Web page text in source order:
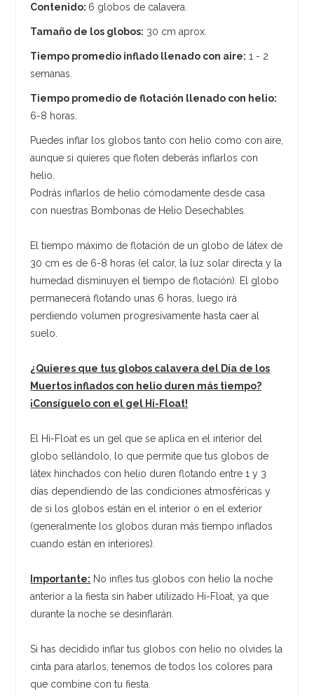
Contenido: 6 globos de calavera.
Tamaño de los globos: 30 cm aprox.
Tiempo promedio inflado llenado con aire: 1 - 2
semanas.
Tiempo promedio de flotación llenado con helio:
6-8 horas.
Puedes inflar los globos tanto con helio como con aire,
aunque si quieres que floten deberás inflarlos con
helio.
Podrás inflarlos de helio cómodamente desde casa
con nuestras Bombonas de Helio Desechables.
El tiempo máximo de flotación de un globo de látex de
30 cm es de 6-8 horas (el calor, la luz solar directa y la
humedad disminuyen el tiempo de flotación). El globo
permanecerá flotando unas 6 horas, luego irá
perdiendo volumen progresivamente hasta caer al
suelo.
¿Quieres que tus globos calavera del Día de los
Muertos inflados con helio duren más tiempo?
¡Consíguelo con el gel Hi-Float!
El Hi-Float es un gel que se aplica en el interior del
globo sellándolo, lo que permite que tus globos de
látex hinchados con helio duren flotando entre 1 y 3
días dependiendo de las condiciones atmosféricas y
de si los globos están en el interior o en el exterior
(generalmente los globos duran más tiempo inflados
cuando están en interiores).
Importante: No infles tus globos con helio la noche
anterior a la fiesta sin haber utilizado Hi-Float, ya que
durante la noche se desinflarán.
Si has decidido inflar tus globos con helio no olvides la
cinta para atarlos, tenemos de todos los colores para
que combine con tu fiesta.